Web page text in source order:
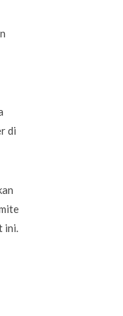
di
ini.